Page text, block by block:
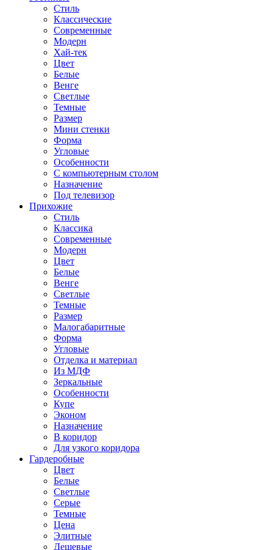
Стиль
Классические
Современные
Модерн
Хай-тек
Цвет
Белые
Венге
Светлые
Темные
Размер
Мини стенки
Форма
Угловые
Особенности
С компьютерным столом
Назначение
Под телевизор
Прихожие
Стиль
Классика
Современные
Модерн
Цвет
Белые
Венге
Светлые
Темные
Размер
Малогабаритные
Форма
Угловые
Отделка и материал
Из МДФ
Зеркальные
Особенности
Купе
Эконом
Назначение
В коридор
Для узкого коридора
Гардеробные
Цвет
Белые
Светлые
Серые
Темные
Цена
Элитные
Дешевые